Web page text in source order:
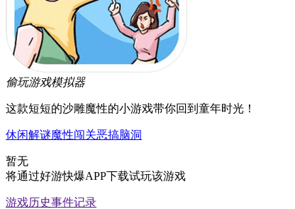
偷玩游戏模拟器
这款短短的沙雕魔性的小游戏带你回到童年时光！
休闲解谜魔性闯关恶搞脑洞
暂无
将通过好游快爆APP下载试玩该游戏
游戏历史事件记录